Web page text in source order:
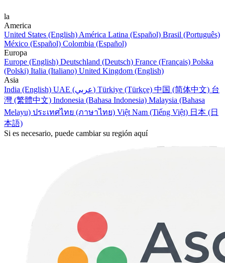
la
America
United States (English) América Latina (Español) Brasil (Português)
México (Español) Colombia (Español)
Europa
Europe (English) Deutschland (Deutsch) France (Français) Polska
(Polski) Italia (Italiano) United Kingdom (English)
Asia
India (English)
UAE (عربي) Türkiye (Türkçe) 中国 (简体中文) 台
灣 (繁體中文) Indonesia (Bahasa Indonesia) Malaysia (Bahasa
Melayu) ประเทศไทย (ภาษาไทย) Việt Nam (Tiếng Việt) 日本 (日
本語)
Si es necesario, puede cambiar su región aquí